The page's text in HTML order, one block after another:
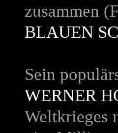
zusammen
BLAUEN
Sein
WERNER
Weltkrieges